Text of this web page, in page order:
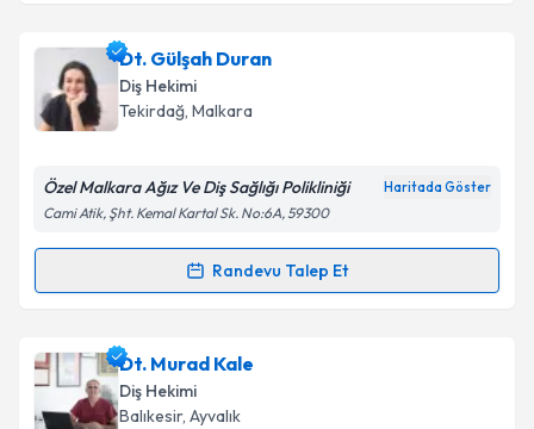
Dt. Gülşah Duran
Diş Hekimi
Tekirdağ, Malkara
Özel Malkara Ağız Ve Diş Sağlığı Polikliniği Haritada Göster
Cami Atik, Şht. Kemal Kartal Sk. No:6A, 59300
Randevu Talep Et
Randevu Takvimi Talebi
Dt. Gülşah Duraniçin randevu takvimi talebi
oluşturun. Size bu uzmandan randevu almanız için bir
takvim hazırlandığında e-posta ile bilgilendireceğiz.
Dt. Murad Kale
Diş Hekimi
Balıkesir, Ayvalık